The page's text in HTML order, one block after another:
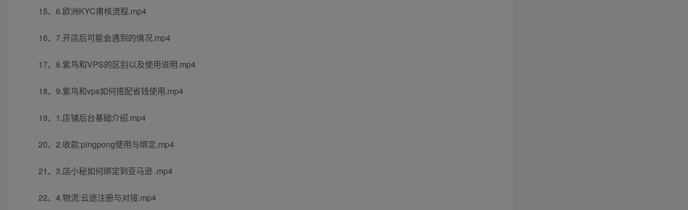
15、6.欧洲KYC甫核流程.mp4
16、7.开店后可能会遇到的情况.mp4
17、8.紫鸟和VPS的区别以及使用说明.mp4
18、9.紫鸟和vps如何搭配省钱使用,mp4
19、1.店铺后台基础介绍.mp4
20、2.收款:pingpong使用与绑定,mp4
21、3.店小秘如何绑定到亚马逊 .mp4
22、4.物流:云途注册与对接.mp4